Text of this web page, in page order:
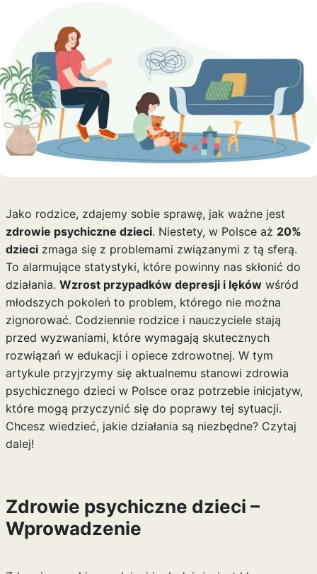
Jako rodzice, zdajemy sobie sprawę, jak ważne jest
zdrowie psychiczne dzieci. Niestety, w Polsce aż 20%
dziecizmaga się z problemami związanymi z tą sferą.
To alarmujące statystyki, które powinny nas skłonić do
działania. Wzrost przypadków depresji i lękówwśród
młodszych pokoleń to problem, którego nie można
zignorować. Codziennie rodzice i nauczyciele stają
przed wyzwaniami, które wymagają skutecznych
rozwiązań w edukacji i opiece zdrowotnej. W tym
artykule przyjrzymy się aktualnemu stanowi zdrowia
psychicznego dzieci w Polsce oraz potrzebie inicjatyw,
które mogą przyczynić się do poprawy tej sytuacji.
Chcesz wiedzieć, jakie działania są niezbędne? Czytaj
dalej!
Zdrowie psychiczne dzieci –
Wprowadzenie